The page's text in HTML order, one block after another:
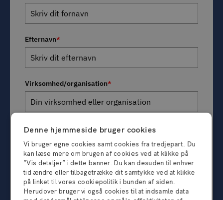
Efternavn*
Virksomhed/organisation*
Email*
Samtykke til kommunikation og opbevaring af data
Ja tak, jeg vil gerne modtage værdifuld viden fra
Denne hjemmeside bruger cookies
Vi bruger egne cookies samt cookies fra tredjepart. Du
kan læse mere om brugen af cookies ved at klikke på
”Vis detaljer” i dette banner. Du kan desuden til enhver
tid ændre eller tilbagetrække dit samtykke ved at klikke
på linket til vores cookiepolitik i bunden af siden.
Herudover bruger vi også cookies til at indsamle data